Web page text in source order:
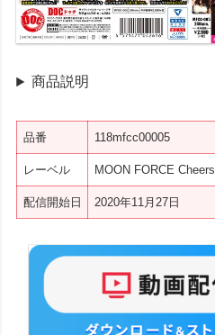
商品説明
品番 118mfcc00005
レーベル MOON FORCE Cheers
配信開始日 2020年11月27日